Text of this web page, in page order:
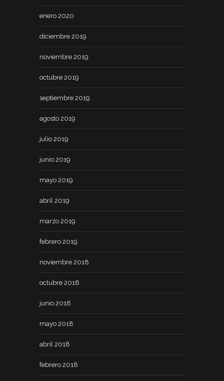
enero 2020
diciembre 2019
noviembre 2019
octubre 2019
septiembre 2019
agosto 2019
julio 2019
junio 2019
mayo 2019
abril 2019
marzo 2019
febrero 2019
noviembre 2018
octubre 2018
junio 2018
mayo 2018
abril 2018
febrero 2018